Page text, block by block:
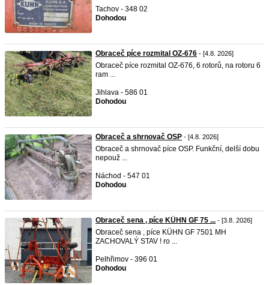
Tachov - 348 02
Dohodou
Obraceč píce rozmital OZ-676 - [4.8. 2026]
Obraceč píce rozmital OZ-676, 6 rotorů, na rotoru 6
ram ...
Jihlava - 586 01
Dohodou
Obraceč a shrnovač OSP - [4.8. 2026]
Obraceč a shrnovač píce OSP. Funkční, delší dobu
nepouž ...
Náchod - 547 01
Dohodou
Obraceč sena , píce KÜHN GF 75 ... - [3.8. 2026]
Obraceč sena , píce KÜHN GF 7501 MH
ZACHOVALÝ STAV ! ro ...
Pelhřimov - 396 01
Dohodou